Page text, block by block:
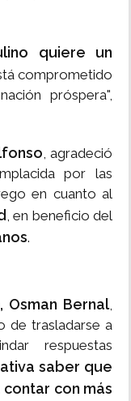
quiere un
comprometido
próspera",
, agradeció
por las
en cuanto al
, en beneficio del
.
Osman Bernal,
de trasladarse a
respuestas
saber que
con más